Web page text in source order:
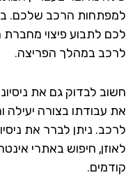
הרכב שלכם.
לתבוע פיצוי מחברת
במהלך הפריצה.
לבדוק גם את ניסיונו
עבודתו בצורה יעילה
ניתן לברר את
חיפוש באתרי אינטרנט